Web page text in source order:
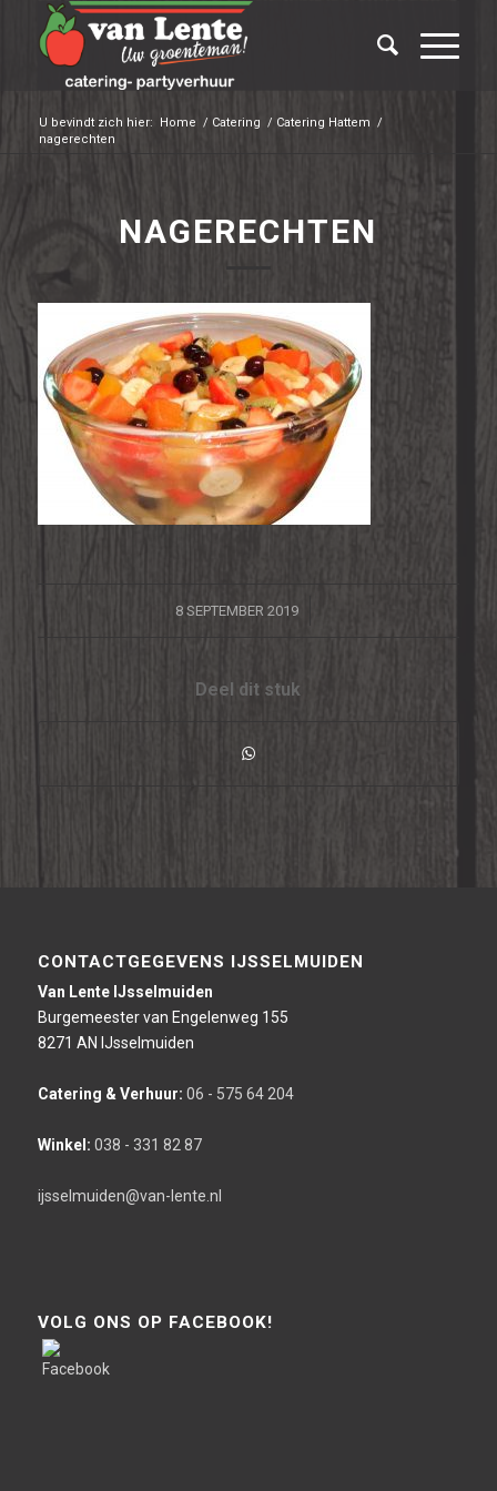
U bevindt zich hier: Home / Catering / Catering Hattem /
nagerechten
NAGERECHTEN
8 SEPTEMBER 2019
/
Deel dit stuk
CONTACTGEGEVENS IJSSELMUIDEN
Van Lente IJsselmuiden
Burgemeester van Engelenweg 155
8271 AN IJsselmuiden
Catering & Verhuur: 06 - 575 64 204
Winkel: 038 - 331 82 87
ijsselmuiden@van-lente.nl
VOLG ONS OP FACEBOOK!